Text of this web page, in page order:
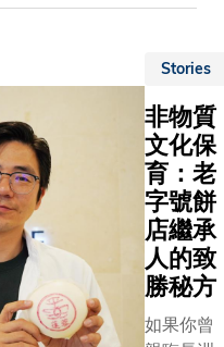
科大的點
分享珍貴
回憶和深
厚情誼。
她的故事
讓我們明
白，每一
分貢獻都
記，築就
時，應當
準備？ 氣
候專家陳
飛教授為
此積極尋
求解決方
案。2024
年，他加
入科大擔
任環境及
策，以
建立包
容及關
愛僱員
的工作
環境。
科大最
近推出
每週彈
性遙距
工作日
Stories
非物質
文化保
育：老
字號餅
店繼承
人的致
勝秘方
如果你曾